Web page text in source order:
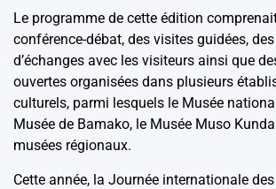
Le programme de cette édition
conférence-débat, des visites guidées,
d’échanges avec les visiteurs ainsi que
ouvertes organisées dans plusieurs
culturels, parmi lesquels le Musée
Musée de Bamako, le Musée Muso
musées régionaux.
Cette année, la Journée internationale